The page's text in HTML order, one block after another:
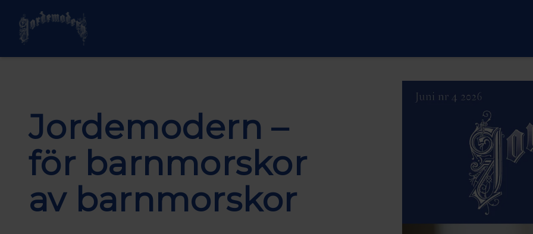
Jordemodern –
för barnmorskor
av barnmorskor